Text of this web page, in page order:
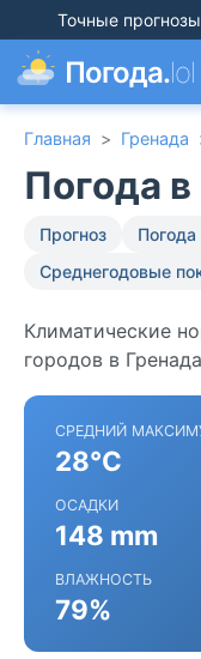
Точные
Погода.lol
Главная > Гренада
Погода
Прогноз Погода
Среднегодовые
Климатические
городов в
СРЕДНИЙ
28°C
ОСАДКИ
148 mm
ВЛАЖНОСТЬ
79%